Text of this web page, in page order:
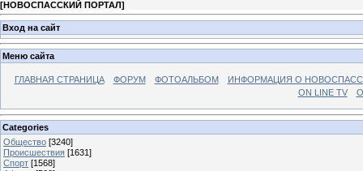
[НОВОСПАССКИЙ ПОРТАЛ]
Вход на сайт
Меню сайта
ГЛАВНАЯ СТРАНИЦА ФОРУМ ФОТОАЛЬБОМ
ИНФОРМАЦИЯ О
ON LINE TV
Categories
Общество [3240]
Происшествия [1631]
Спорт [1568]